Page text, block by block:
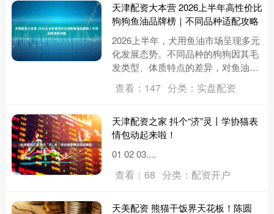
天津配资大本营 2026上半年高性价比
狗狗鱼油品牌榜｜不同品种适配攻略
2026上半年，犬用鱼油市场呈现多元
化发展态势。不同品种的狗狗因其毛
发类型、体质特点的差异，对鱼油的
需求也各不相同——金毛等长毛犬需
高浓度EPA护关节、高纯度D....
查看：147 分类：实盘配资
天津配资之家 抖个“济”灵丨学协猫表
情包动起来啦！
01 02 03....
查看：68 分类：配资开户
天美配资 熊猫干饭界天花板！陈圆